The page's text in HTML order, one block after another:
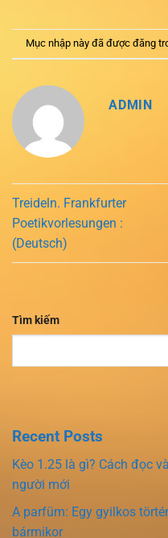
Mục nhập này đã được đăng
ADMIN
Treideln. Frankfurter
Poetikvorlesungen :
(Deutsch)
Tìm kiếm
Recent Posts
Kèo 1.25 là gì? Cách đọc
người mới
A parfüm: Egy gyilkos
bármikor